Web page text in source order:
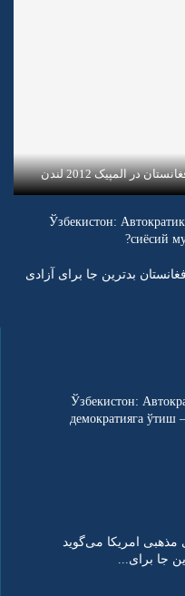
در المپیک 2012 لندن
Ўзбекистон:
сиёсий
بدترین جا برای آزادی
Ўзбекистон:
демократияга ўтиш
مذهبی امریکا می‌گوید
جا برای...